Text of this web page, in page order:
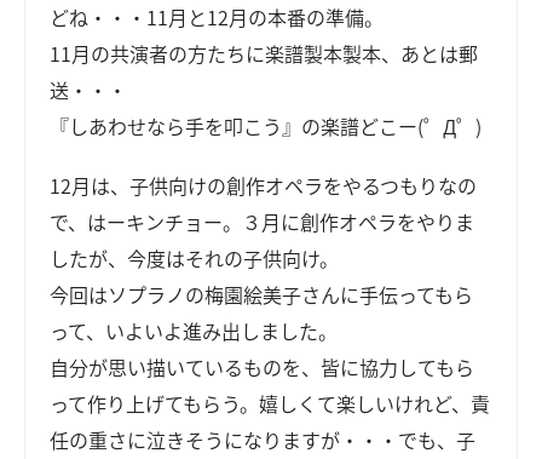
どね・・・11月と12月の本番の準備。
11月の共演者の方たちに楽譜製本製本、あとは郵
送・・・
『しあわせなら手を叩こう』の楽譜どこー(゜Д゜)
12月は、子供向けの創作オペラをやるつもりなの
で、はーキンチョー。３月に創作オペラをやりま
したが、今度はそれの子供向け。
今回はソプラノの梅園絵美子さんに手伝ってもら
って、いよいよ進み出しました。
自分が思い描いているものを、皆に協力してもら
って作り上げてもらう。嬉しくて楽しいけれど、責
任の重さに泣きそうになりますが・・・でも、子